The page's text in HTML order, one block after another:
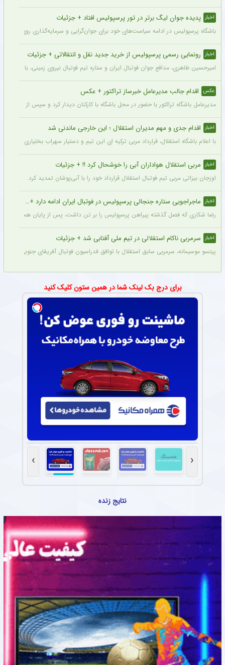
اخبار پدیده جوان لیگ برتر در تور پرسپولیس افتاد + جزئیات
باشگاه پرسپولیس در ادامه سیاست‌های خود برای جوان‌گرایی و سرمایه‌گذاری روی استعدادهای آینده فوتبال
اخبار رونمایی رسمی پرسپولیس از خرید جدید نقل و انتقالاتی + جزئیات
امیرحسین طاهری، مدافع جوان فوتبال ایران و ستاره تیم فوتبال نیروی زمینی، با
عکس اقدام جالب مدیرعامل خبرساز تراکتور + عکس
مدیرعامل باشگاه تراکتور با حضور در محل باشگاه با کارکنان دیدار کرد و سپس از کمپ
اخبار اقدام جدی و مهم مدیران استقلال ؛ این خارجی ماندنی شد
با اعلام باشگاه استقلال، قرارداد مربی ترکیه ای این تیم و دستیار سهراب بختیاری زاده
اخبار مربی استقلال هواداران آبی را خوشحال کرد !! + جزئیات
اوزجان بیزاتی مربی تیم فوتبال استقلال قرارداد خود را با آبی‌پوشان تمدید کرد.
اخبار ماجراجویی ستاره جنجالی پرسپولیس در فوتبال ایران ادامه دارد + جزئیات
رضا شکاری که فصل گذشته پیراهن پرسپولیس را بر تن داشت، پس از پایان همکاری با
اخبار سرمربی ناکام استقلالی در تیم ملی آفتابی شد + جزئیات
پیتسو موسیمانه، سرمربی سابق استقلال با توافق فدراسیون فوتبال آفریقای جنوبی
برای درج بک لینک شما در همین ستون کلیک کنید
‹
›
نتایج زنده